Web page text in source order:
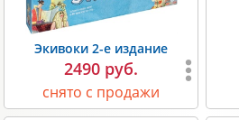
Экивоки 2-е издание
2490 руб.
снято с продажи